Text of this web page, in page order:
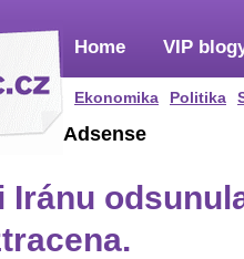
Home
Ekonomika Politika
VIP
Adsense
Iránu